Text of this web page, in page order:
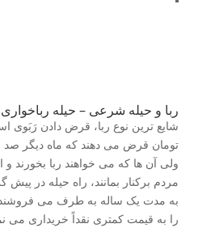
ربا و حیله شرعی – حیله رباخواری
شایع ترین نوع ربا، قرض دادن رَبَوی
تومان قرض می دهند که ماه دیگر صد و
ولی آن ها که می خواهند ربا بخورند
مردم برکنار بمانند، راه حیله در پیش
به مدت یک ساله به طرف می
را به قیمت کمتری نقداً خریداری می